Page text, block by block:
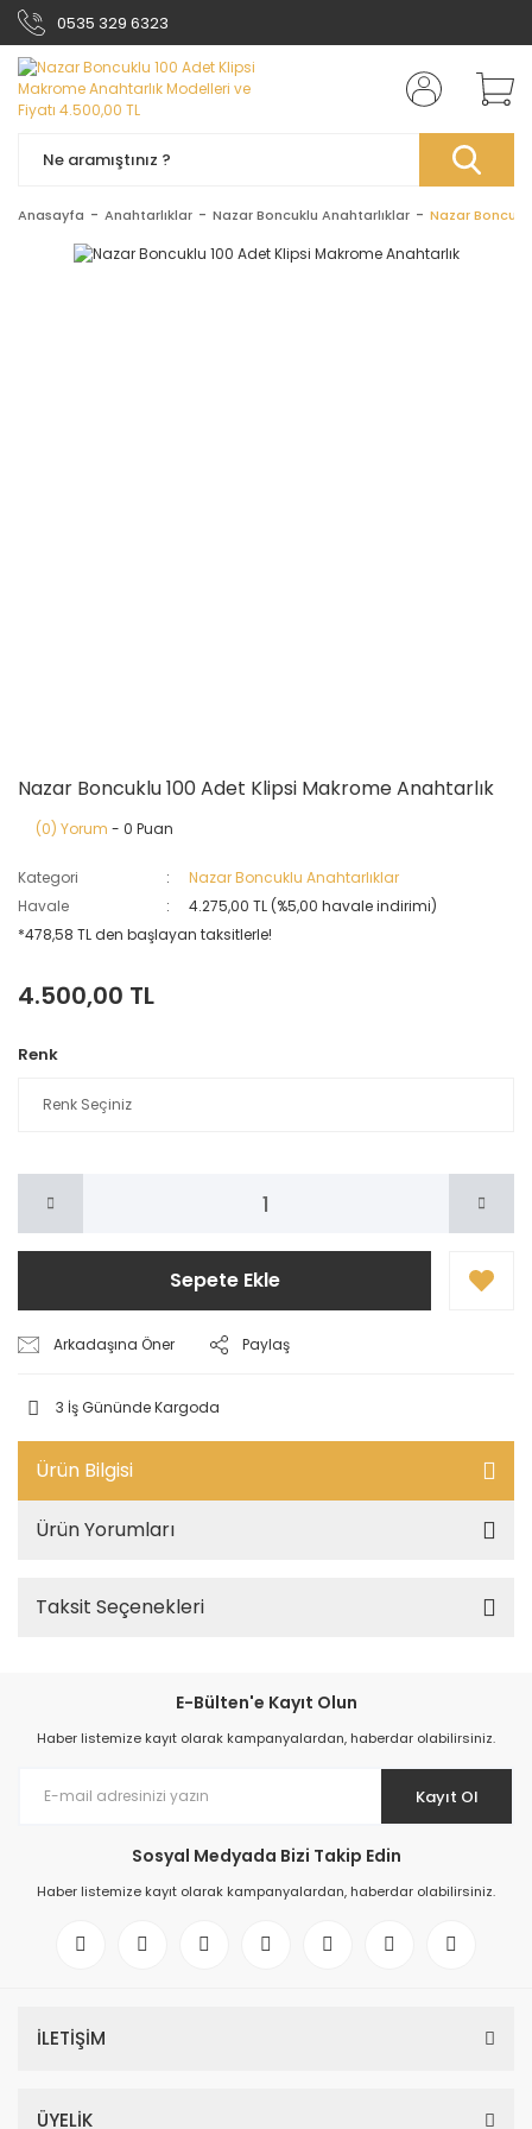
0535 329 6323
Anasayfa Anahtarlıklar Nazar Boncuklu Anahtarlıklar Nazar
Nazar Boncuklu 100 Adet Klipsi Makrome Anahtarlık
(0) Yorum - 0 Puan
Kategori
Nazar Boncuklu Anahtarlıklar
Havale
4.275,00 TL (%5,00 havale indirimi)
*478,58 TL den başlayan taksitlerle!
4.500,00 TL
Renk
Sepete Ekle
Arkadaşına Öner Paylaş
3 İş Gününde Kargoda
Ürün Bilgisi
Ürün Yorumları
Taksit Seçenekleri
E-Bülten'e Kayıt Olun
Haber listemize kayıt olarak kampanyalardan, haberdar olabilirsiniz.
Kayıt Ol
Sosyal Medyada Bizi Takip Edin
Haber listemize kayıt olarak kampanyalardan, haberdar olabilirsiniz.
İLETİŞİM
ÜYELİK